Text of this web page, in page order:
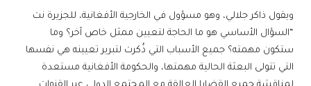
ويقول ذاكر جلالي، وهو مسؤول في الخارجية الأفغانية، للجزيرة نت
“السؤال الأساسي هو ما الحاجة لتعيين ممثل خاص آخر؟ وما
ستكون مهمته؟ جميع الأسباب التي ذُكرت لتبرير تعيينه هي نفسها
التي تتولى البعثة الحالية مهمتها، والحكومة الأفغانية مستعدة